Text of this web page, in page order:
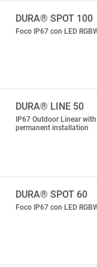
DURA® SPOT 100
Foco IP67 con LED
DURA® LINE 50
IP67 Outdoor Linear
permanent installation
DURA® SPOT 60
Foco IP67 con LED